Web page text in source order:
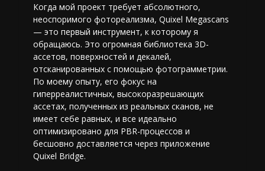
Когда мой проект требует абсолютного,
неоспоримого фотореализма, Quixel Megascans
— это первый инструмент, к которому я
обращаюсь. Это огромная библиотека 3D-
ассетов, поверхностей и декалей,
отсканированных с помощью фотограмметрии.
По моему опыту, его фокус на
гиперреалистичных, высокоразрешающих
ассетах, полученных из реальных сканов, не
имеет себе равных, и все идеально
оптимизировано для PBR-процессов и
бесшовно доставляется через приложение
Quixel Bridge.